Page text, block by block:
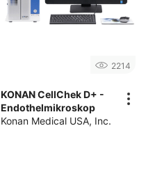
2214
KONAN CellChek D+ -
Endothelmikroskop
Konan Medical USA, Inc.